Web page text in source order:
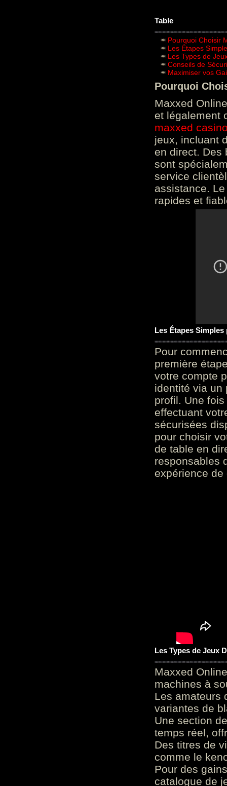
Table
Pourquoi Choisir
Les Étapes
Les Types de
Conseils de
Maximiser vos
Pourquoi
Maxxed
et légalement
maxxed
jeux, incluant
en direct. Des
sont
service
assistance.
rapides et
Les Étapes
Pour
première
votre compte
identité via un
profil. Une
effectuant
sécurisées
pour choisir
de table en
responsables
expérience
Les Types de Jeux
Maxxed
machines à
Les amateurs
variantes de
Une section
temps réel,
Des titres de
comme le
Pour des
catalogue de